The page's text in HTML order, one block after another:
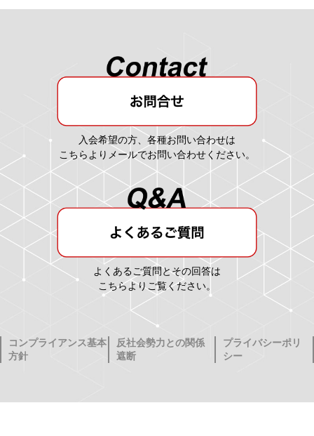
入会希望の方、各種お問い合わせは
こちらよりメールでお問い合わせください。
よくあるご質問とその回答は
こちらよりご覧ください。
コンプライアンス基本
方針
反社会勢力との関係
遮断
プライバシーポリ
シー